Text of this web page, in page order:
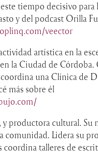
tiempo decisivo para
y del podcast Orilla
veector
artística en la
la Ciudad de
una Clínica de
más sobre él
productora cultural. Su
comunidad. Lidera su
coordina talleres de